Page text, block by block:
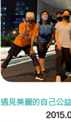
遇見美麗的自己公